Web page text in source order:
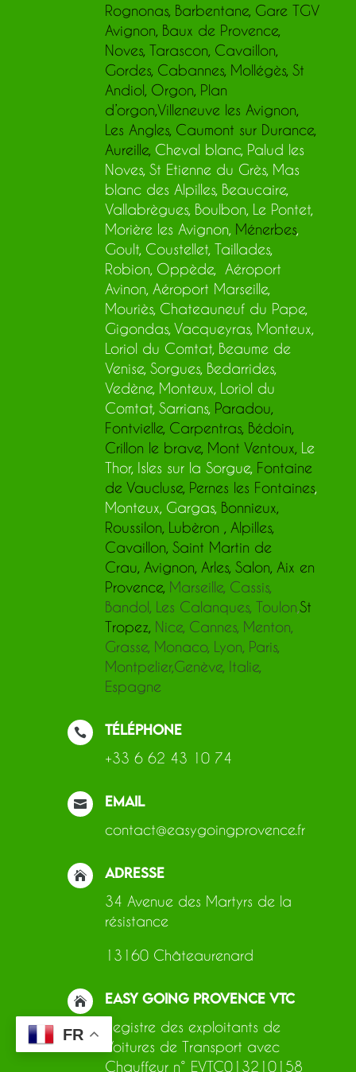
Rognonas, Barbentane, Gare TGV
Avignon Baux de Provence,
Noves, Tarascon Cavaillon
Gordes, Cabannes, Mollégès, St
Andiol Orgon Plan
d’orgonVilleneuve les Avignon
Les Angles, Caumont sur Durance,
Aureille, Cheval blanc, Palud les
Noves, St Etienne du Grès, Mas
blanc des Alpilles, Beaucaire,
Vallabrègues, Boulbon, Le Pontet,
Morière les Avignon, Ménerbes,
Goult, Coustellet, Taillades,
Robion, Oppède, Aéroport
Avinon, Aéroport Marseille,
Mouriès, Chateauneuf du Pape,
Gigondas, Vacqueyras, Monteux,
Loriol du Comtat, Beaume de
Venise, Sorgues, Bedarrides,
Vedène, Monteux, Loriol du
Comtat, Sarrians, Paradou
Fontvielle, Carpentras, Bédoin
Crillon le brave, Mont Ventoux Le
Thor, Isles sur la Sorgue, Fontaine
de Vaucluse, Pernes les Fontaines,
Monteux, Gargas, Bonnieux
Roussilon Lubèron Alpilles,
Cavaillon Saint Martin de
Crau Avignon Arles, Salon, Aix en
Provence, Marseille, Cassis,
Bandol, Les Calanques, ToulonSt
Tropez Nice, Cannes, Menton,
Grasse, Monaco, Lyon, Paris,
Montpelier,Genève, Italie,
Espagne

Téléphone
+33 6 62 43 10 74

Email
contact@easygoingprovence.fr

Adresse
34 Avenue des Martyrs de la
résistance
13160 Châteaurenard

EASY GOING PROVENCE VTC
Registre des exploitants de
Voitures de Transport avec
Chauffeur n° EVTC013210158
FR